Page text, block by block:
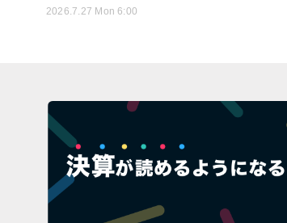
2026.7.27 Mon 6:00